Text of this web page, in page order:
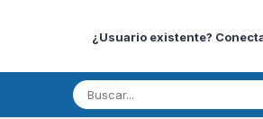
¿Usuario existente?